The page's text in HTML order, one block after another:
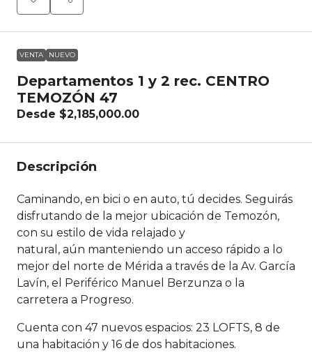
VENTA NUEVO
Departamentos 1 y 2 rec. CENTRO
TEMOZÓN 47
Desde $2,185,000.00
Descripción
Caminando, en bici o en auto, tú decides. Seguirás
disfrutando de la mejor ubicación de Temozón,
con su estilo de vida relajado y
natural, aún manteniendo un acceso rápido a lo
mejor del norte de Mérida a través de la Av. García
Lavín, el Periférico Manuel Berzunza o la
carretera a Progreso.
Cuenta con 47 nuevos espacios: 23 LOFTS, 8 de
una habitación y 16 de dos habitaciones.